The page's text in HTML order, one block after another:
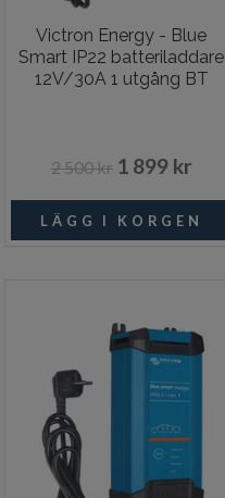
Victron Energy - Blue
Smart IP22 batteriladdare
12V/30A 1 utgång BT
2 500 kr 1 899 kr